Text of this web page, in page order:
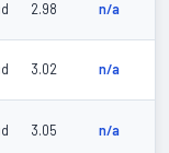
2.98 n/a
3.02 n/a
3.05 n/a